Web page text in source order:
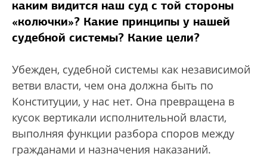
каким видится наш суд с той стороны
«колючки»? Какие принципы у нашей
судебной системы? Какие цели?
Убежден, судебной системы как независимой
ветви власти, чем она должна быть по
Конституции, у нас нет. Она превращена в
кусок вертикали исполнительной власти,
выполняя функции разбора споров между
гражданами и назначения наказаний.